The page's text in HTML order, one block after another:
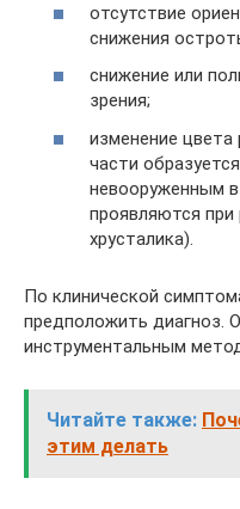
отсутствие
снижения
снижение или
зрения;
изменение
части
невооруженным
проявляются при
хрусталика).
По клинической
предположить диагноз.
инструментальным
Читайте также:
этим делать